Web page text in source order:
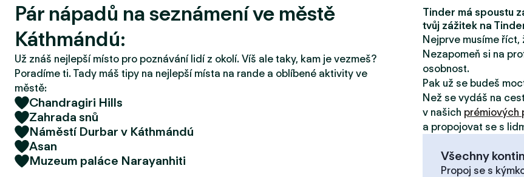
d
e
r
u
Pár nápadů na seznámení ve městě
Káthmándú:
Už znáš nejlepší místo pro poznávání lidí z okolí. Víš ale taky, kam je vezmeš?
Poradíme ti. Tady máš tipy na nejlepší místa na rande a oblíbené aktivity ve
městě:
Chandragiri Hills
Zahrada snů
Náměstí Durbar v Káthmándú
Asan
Muzeum paláce Narayanhiti
Tinder má spoustu
tvůj zážitek na
Nejprve musíme
Nezapomeň si na
osobnost.
Pak už se budeš
Než se vydáš na
v našich prémiových
a propojovat se s
Všechny
Propoj se s